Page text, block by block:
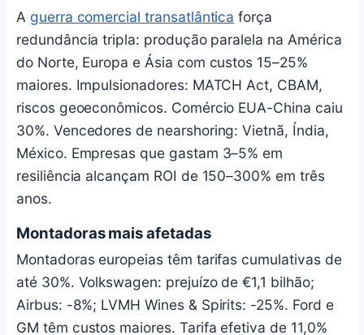
A guerra comercial transatlântica força
redundância tripla: produção paralela na América
do Norte, Europa e Ásia com custos 15–25%
maiores. Impulsionadores: MATCH Act, CBAM,
riscos geoeconômicos. Comércio EUA-China caiu
30%. Vencedores de nearshoring: Vietnã, Índia,
México. Empresas que gastam 3–5% em
resiliência alcançam ROI de 150–300% em três
anos.
Montadoras mais afetadas
Montadoras europeias têm tarifas cumulativas de
até 30%. Volkswagen: prejuízo de €1,1 bilhão;
Airbus: -8%; LVMH Wines & Spirits: -25%. Ford e
GM têm custos maiores. Tarifa efetiva de 11,0%